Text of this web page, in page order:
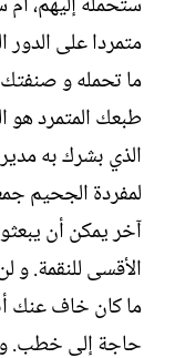
متمردا على
ما تحمله و
طبعك المتمرد هو
الذي بشرك به
لمفردة الجحيم
آخر يمكن أن
الأقسى للنقمة. و
ما كان خاف عنك
حاجة إلى خطب. و